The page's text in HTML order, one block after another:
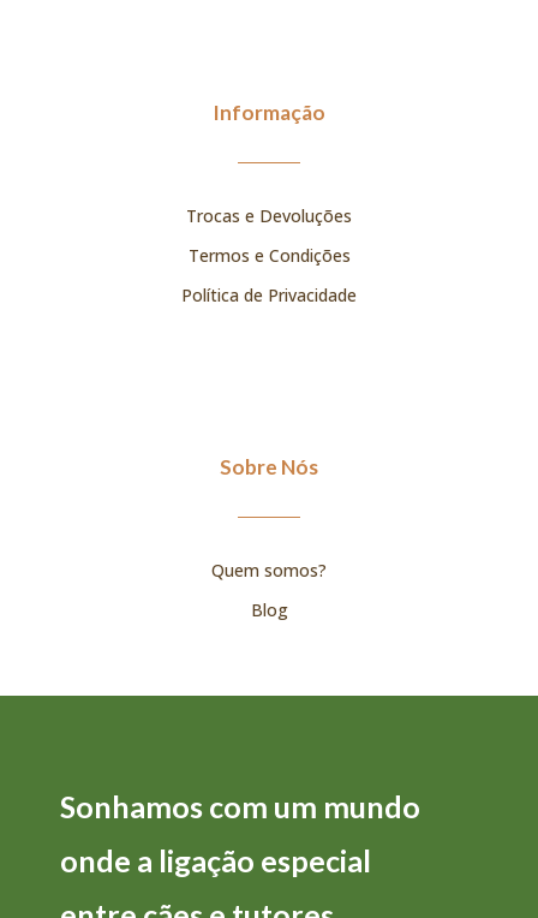
Informação
Trocas e Devoluções
Termos e Condições
Política de Privacidade
Sobre Nós
Quem somos?
Blog
Sonhamos com um mundo
onde a ligação especial